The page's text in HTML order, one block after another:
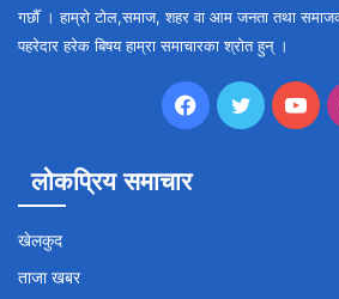
गर्छौँ । हाम्रो टोल,समाज, शहर वा आम जनता तथा
पहरेदार हरेक बिषय हाम्रा समाचारका श्रोत हुन् ।
Facebook
Twitter
लोकप्रिय समाचार
खेलकुद
ताजा खबर